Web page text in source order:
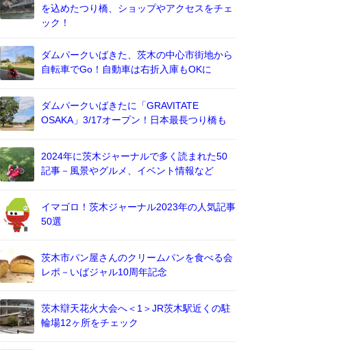
を込めたつり橋、ショップやアクセスをチェ
ック！
ダムパークいばきた、茨木の中心市街地から
自転車でGo！自動車は右折入庫もOKに
ダムパークいばきたに「GRAVITATE
OSAKA」3/17オープン！日本最長つり橋も
2024年に茨木ジャーナルで多く読まれた50
記事－風景やグルメ、イベント情報など
イマゴロ！茨木ジャーナル2023年の人気記事
50選
茨木市パン屋さんのクリームパンを食べる会
レポ－いばジャル10周年記念
茨木辯天花火大会へ＜1＞JR茨木駅近くの駐
輪場12ヶ所をチェック